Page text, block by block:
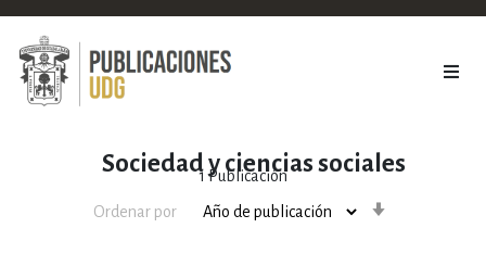
Sociedad y ciencias sociales
1Publicación
Ordenar por